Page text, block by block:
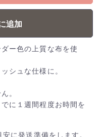
追加
ー色の上質な布を使
シュな仕様に。
。
に１週間程度お時間を
に発送準備をします。